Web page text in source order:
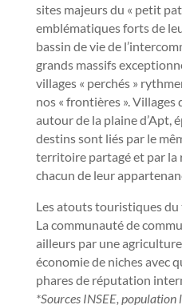
sites majeurs du « petit
emblématiques forts de
bassin de vie de
grands massifs
villages « perchés »
nos « frontières ».
autour de la plaine d’Apt,
destins sont liés par le
territoire partagé et par la
chacun de leur
Les atouts touristiques
La communauté de
ailleurs par une
économie de niches avec
phares de réputation
*Sources INSEE, population